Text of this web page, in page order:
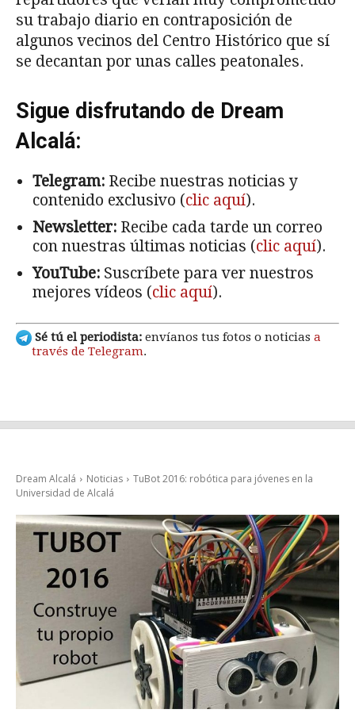
su trabajo diario en contraposición de
algunos vecinos del Centro Histórico que sí
se decantan por unas calles peatonales.
Sigue disfrutando de Dream
Alcalá:
Telegram: Recibe nuestras noticias y
contenido exclusivo (clic aquí).
Newsletter: Recibe cada tarde un correo
con nuestras últimas noticias (clic aquí).
YouTube: Suscríbete para ver nuestros
mejores vídeos (clic aquí).
Sé tú el periodista: envíanos tus fotos o noticias a
través de Telegram.